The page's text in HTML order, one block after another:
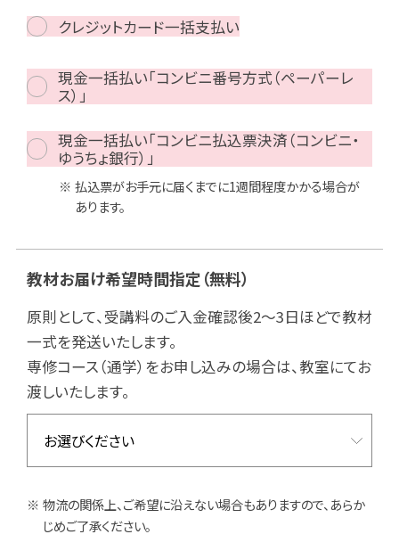
クレジットカード一括支払い
現金一括払い「コンビニ番号方式（ペーパーレ
ス）」
現金一括払い「コンビニ払込票決済（コンビニ・
ゆうちょ銀行）」
払込票がお手元に届くまでに1週間程度かかる場合が
あります。
教材お届け希望時間指定（無料）
原則として、受講料のご入金確認後2～3日ほどで教材
一式を発送いたします。
専修コース（通学）をお申し込みの場合は、教室にてお
渡しいたします。
物流の関係上、ご希望に沿えない場合もありますので、あらか
じめご了承ください。